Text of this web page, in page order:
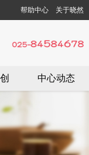
帮助中心 关于晓然
中心动态